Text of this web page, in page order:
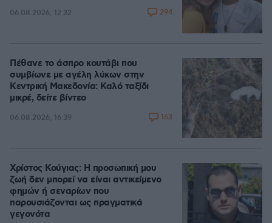
06.08.2026, 12:32 294
Πέθανε το άσπρο κουτάβι που
συμβίωνε με αγέλη λύκων στην
Κεντρική Μακεδονία: Καλό ταξίδι
μικρέ, δείτε βίντεο
06.08.2026, 16:39 163
Χρίστος Κούγιας: Η προσωπική μου
ζωή δεν μπορεί να είναι αντικείμενο
φημών ή σεναρίων που
παρουσιάζονται ως πραγματικά
γεγονότα